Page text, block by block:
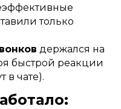
только
держался на
быстрой реакции
в чате).